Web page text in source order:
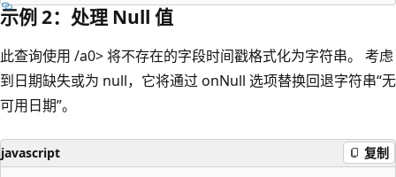
示例 2：处理 Null 值
此查询使用 /a0> 将不存在的字段时间戳格式化为字符串。 考虑
到日期缺失或为 null，它将通过 onNull 选项替换回退字符串“无
可用日期”。
javascript 复制